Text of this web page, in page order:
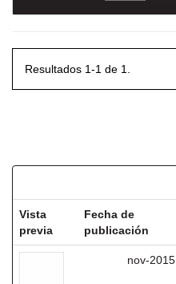
Resultados 1-1 de 1.
Vista
previa
Fecha de
publicación
nov-2015